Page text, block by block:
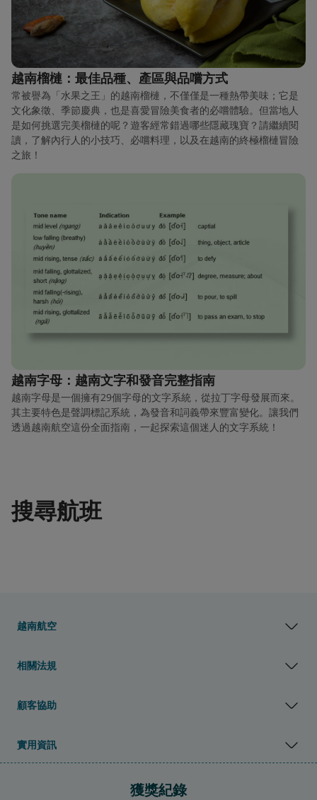
越南榴槤：最佳品種、產區與品嚐方式
常被譽為「水果之王」的越南榴槤，不僅僅是一種熱帶美味；它是
文化象徵、季節慶典，也是喜愛冒險美食者的必嚐體驗。但當地人
是如何挑選完美榴槤的呢？遊客經常錯過哪些隱藏瑰寶？請繼續閱
讀，了解內行人的小技巧、必嚐料理，以及在越南的終極榴槤冒險
之旅！
越南字母：越南文字和發音完整指南
越南字母是一個擁有29個字母的文字系統，從拉丁字母發展而來。
其主要特色是聲調標記系統，為發音和詞義帶來豐富變化。讓我們
透過越南航空這份全面指南，一起探索這個迷人的文字系統！
搜尋航班
越南航空
相關法規
顧客協助
實用資訊
獲獎紀錄